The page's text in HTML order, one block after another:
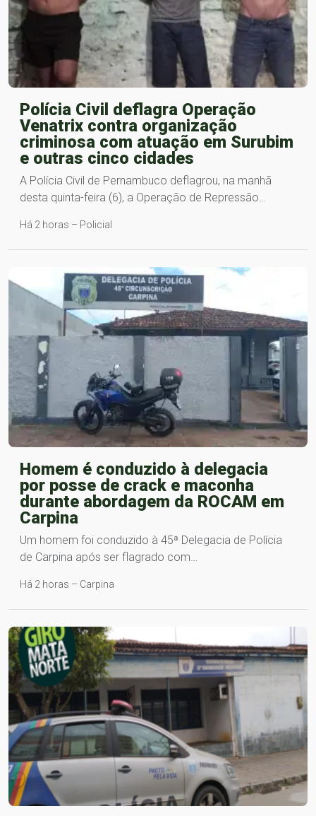
Polícia Civil deflagra Operação
Venatrix contra organização
criminosa com atuação em Surubim
e outras cinco cidades
A Polícia Civil de Pernambuco deflagrou, na manhã
desta quinta-feira (6), a Operação de Repressão…
Há 2 horas – Policial
Homem é conduzido à delegacia
por posse de crack e maconha
durante abordagem da ROCAM em
Carpina
Um homem foi conduzido à 45ª Delegacia de Polícia
de Carpina após ser flagrado com…
Há 2 horas – Carpina